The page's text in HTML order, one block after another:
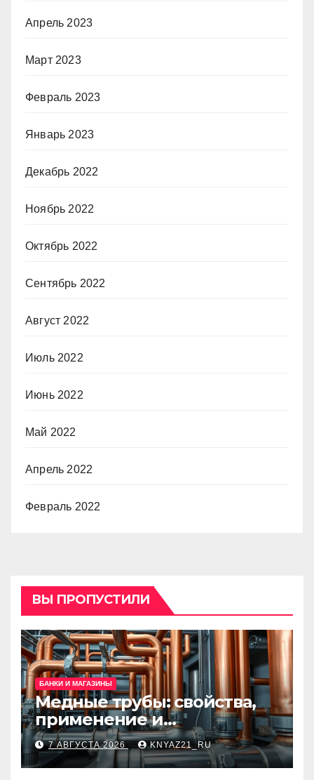
Апрель 2023
Март 2023
Февраль 2023
Январь 2023
Декабрь 2022
Ноябрь 2022
Октябрь 2022
Сентябрь 2022
Август 2022
Июль 2022
Июнь 2022
Май 2022
Апрель 2022
Февраль 2022
ВЫ ПРОПУСТИЛИ
БАНКИ И МАГАЗИНЫ
Медные трубы: свойства,
применение и
особенности выбора
7 АВГУСТА 2026 KNYAZ21_RU